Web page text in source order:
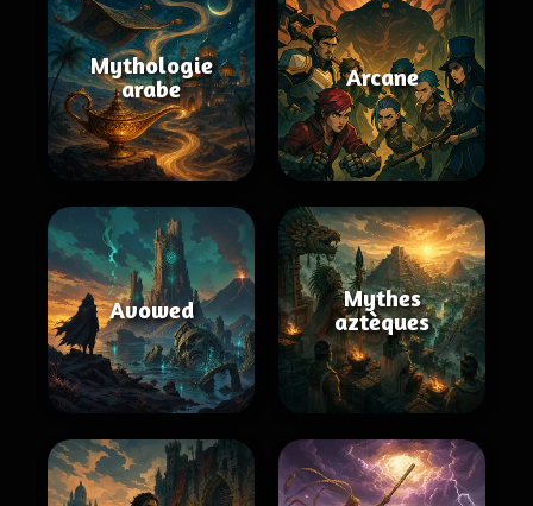
Mythologie
arabe
Arcane
Avowed
Mythes
aztèques